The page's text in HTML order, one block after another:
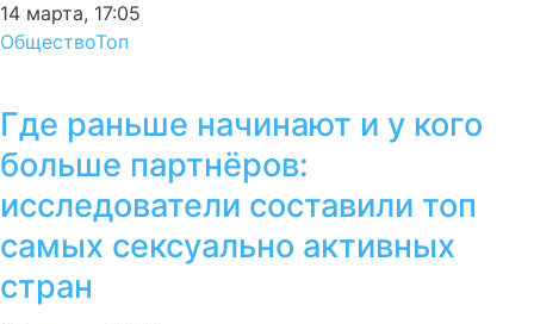
14 марта, 17:05
ОбществоТоп
Где раньше начинают и у кого
больше партнёров:
исследователи составили топ
самых сексуально активных
стран